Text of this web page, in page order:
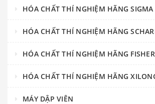
HÓA CHẤT THÍ NGHIỆM HÃNG
HÓA CHẤT THÍ NGHIỆM HÃNG
HÓA CHẤT THÍ NGHIỆM HÃNG
HÓA CHẤT THÍ NGHIỆM HÃNG
MÁY DẬP VIÊN